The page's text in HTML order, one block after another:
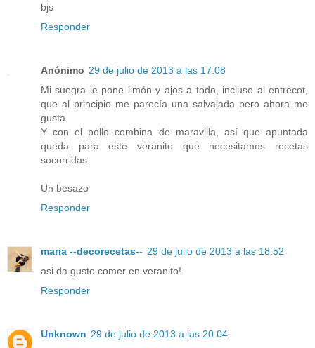
bjs
Responder
Anónimo 29 de julio de 2013 a las 17:08
Mi suegra le pone limón y ajos a todo, incluso al entrecot,
que al principio me parecía una salvajada pero ahora me
gusta.
Y con el pollo combina de maravilla, así que apuntada
queda para este veranito que necesitamos recetas
socorridas.
Un besazo
Responder
maria --decorecetas-- 29 de julio de 2013 a las 18:52
asi da gusto comer en veranito!
Responder
Unknown 29 de julio de 2013 a las 20:04